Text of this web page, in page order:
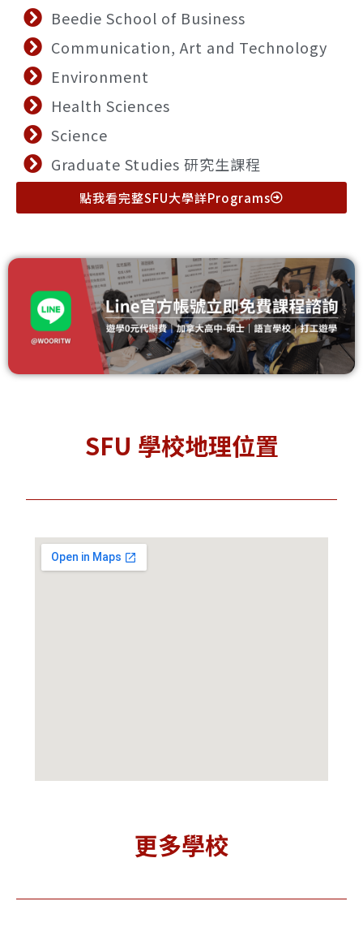
Beedie School of Business
Communication, Art and Technology
Environment
Health Sciences
Science
Graduate Studies 研究生課程
點我看完整SFU大學詳Programs
SFU 學校地理位置
更多學校
Toronto
tan